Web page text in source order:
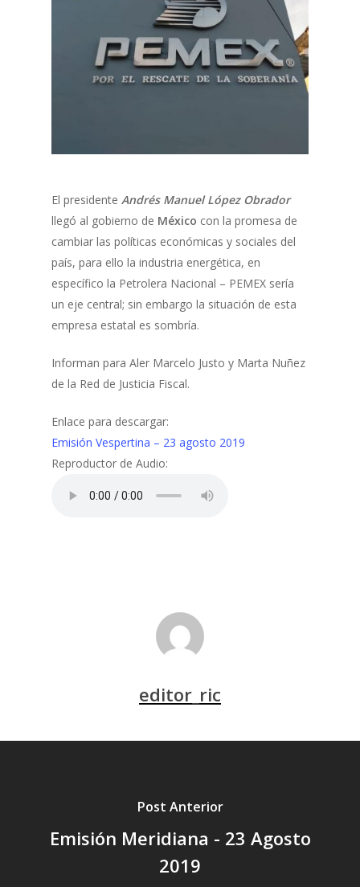
El presidente Andrés Manuel López Obrador
llegó al gobierno de México con la promesa de
cambiar las políticas económicas y sociales del
país, para ello la industria energética, en
específico la Petrolera Nacional – PEMEX sería
un eje central; sin embargo la situación de esta
empresa estatal es sombría.
Informan para Aler Marcelo Justo y Marta Nuñez
de la Red de Justicia Fiscal.
Enlace para descargar:
Emisión Vespertina – 23 agosto 2019
Reproductor de Audio:
editor_ric
Post Anterior
Emisión Meridiana - 23 Agosto
2019